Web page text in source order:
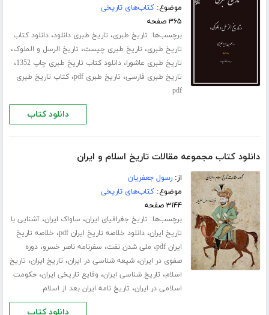
موضوع:کتاب‌های تاریخی
۳۶۵ صفحه
برچسب‌ها: تاریخ طبری، تاریخ طبری دانلود،دانلود کتاب
تاریخ طبری، تاریخ طبری چیست، تاریخ الرسل و الملوک،
تاریخ طبری عاشورا،دانلود کتاب تاریخ طبری چاپ 1352 ،
تاریخ طبری فارسی، تاریخ طبری pdf ،کتاب تاریخ طبری
pdf
دانلود کتاب
دانلود کتاب مجموعه مقالات تاریخ اسلام و ایران
از:رسول جعفریان
موضوع:کتاب‌های تاریخی
۳۱۴۴ صفحه
برچسب‌ها: تاریخ جغرافیای ایران، ساواک ایران،آشنایی با
تاریخ ایران،دانلود خلاصه تاریخ ایران pdf ، خلاصه تاریخ
ایران pdf
، ملی شدن نفت، سفرنامه ناصر خسرو،دوره
صفوی در ایران،شیعه شناسی در ایران، تاریخ ایران، تاریخ
اسلام، تاریخ شناسی ایران، وقایع تاریخی ایران،حکومت
اسلامی در ایران، تاریخ نامه ایران بعد از اسلام
دانلود کتاب